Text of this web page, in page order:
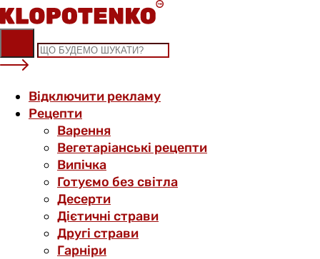
Skip
to
content
Відключити рекламу
Рецепти
Варення
Вегетаріанські рецепти
Випічка
Готуємо без світла
Десерти
Дієтичні страви
Другі страви
Гарніри